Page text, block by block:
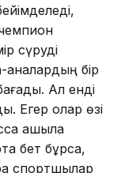
сүруді
аналардың бір
Ал енді
Егер олар өзі
ашыла
бет бұрса,
спортшылар